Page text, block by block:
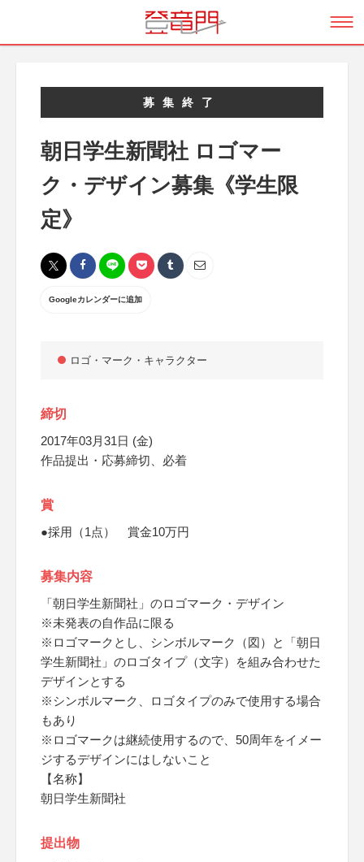
募集終了
朝日学生新聞社 ロゴマー
ク・デザイン募集《学生限
定》
Googleカレンダーに追加
ロゴ・マーク・キャラクター
締切
2017年03月31日 (金)
作品提出・応募締切、必着
賞
●採用（1点） 賞金10万円
募集内容
「朝日学生新聞社」のロゴマーク・デザイン
※未発表の自作品に限る
※ロゴマークとし、シンボルマーク（図）と「朝日
学生新聞社」のロゴタイプ（文字）を組み合わせた
デザインとする
※シンボルマーク、ロゴタイプのみで使用する場合
もあり
※ロゴマークは継続使用するので、50周年をイメー
ジするデザインにはしないこと
【名称】
朝日学生新聞社
提出物